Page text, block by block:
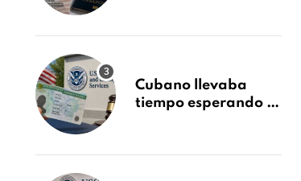
decidirse en una
Cubano llevaba
tiempo esperando su
tras Writ of